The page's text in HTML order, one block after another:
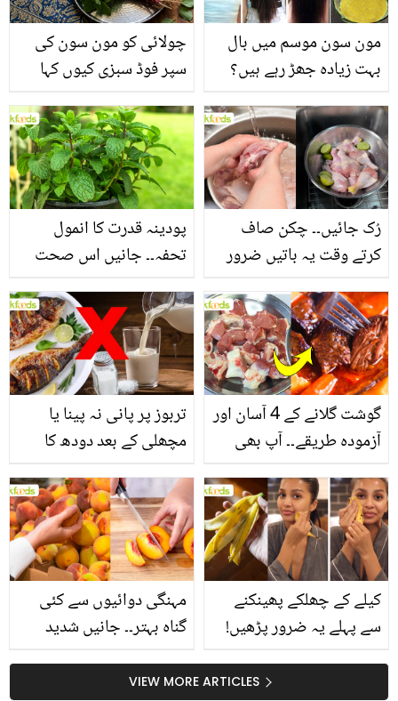
چولائی کو مون سون کی
سپر فوڈ سبزی کیوں کہا
منرلز اور اینٹی آکسیڈنٹس
سے بھرپور اس سبزی کے
فائدے
مون سون موسم میں بال
بہت زیادہ جھڑ رہے ہیں؟
بنانے کے چند قدرتی طریقے
پودینہ قدرت کا انمول
تحفہ۔۔ جانیں اس صحت
انگیز طبی فوائد
رُک جائیں۔۔ چکن صاف
کرتے وقت یہ باتیں ضرور
تربوز پر پانی نہ پینا یا
مچھلی کے بعد دودھ کا
سے متعلق غلط فہمیوں کی
حقیقت کیا ہے اور افواہ
کیا؟
گوشت گلانے کے 4 آسان اور
آزمودہ طریقے۔۔ آپ بھی
بتائے راز
مہنگی دوائیوں سے کئی
گناہ بہتر۔۔ جانیں شدید
کیوں کھانا چاہیے؟
کیلے کے چھلکے پھینکنے
سے پہلے یہ ضرور پڑھیں!
سستا اور قدرتی حلVIEW MORE ARTICLES